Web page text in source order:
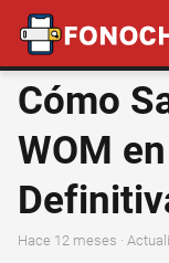
Cómo
WOM
hace 12 meses ·